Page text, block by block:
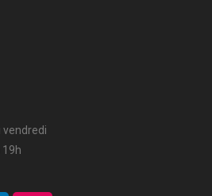
vendredi
19h